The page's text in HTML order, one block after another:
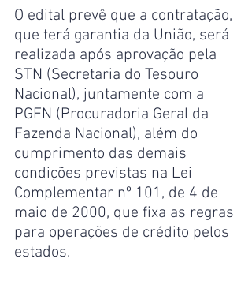
O edital prevê que a contratação,
que terá garantia da União, será
realizada após aprovação pela
STN (Secretaria do Tesouro
Nacional), juntamente com a
PGFN (Procuradoria Geral da
Fazenda Nacional), além do
cumprimento das demais
condições previstas na Lei
Complementar nº 101, de 4 de
maio de 2000, que fixa as regras
para operações de crédito pelos
estados.